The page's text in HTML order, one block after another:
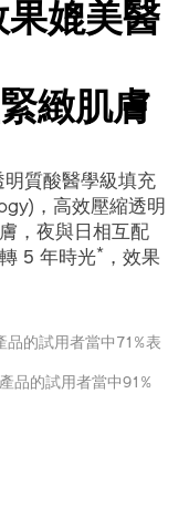
果媲美醫
緻肌膚
明質酸醫學級填充
，高效壓縮透明
，夜與日相互配
5 年時光*
，效果
品的試用者當中71%表
品的試用者當中91%